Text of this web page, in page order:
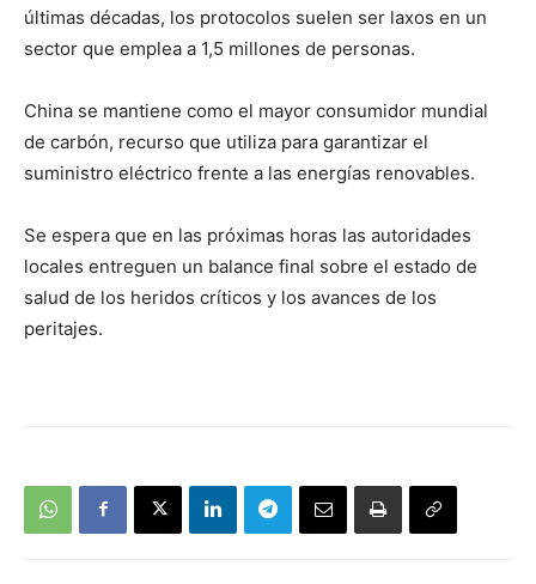
últimas décadas, los protocolos suelen ser laxos en un
sector que emplea a 1,5 millones de personas.
China se mantiene como el mayor consumidor mundial
de carbón, recurso que utiliza para garantizar el
suministro eléctrico frente a las energías renovables.
Se espera que en las próximas horas las autoridades
locales entreguen un balance final sobre el estado de
salud de los heridos críticos y los avances de los
peritajes.